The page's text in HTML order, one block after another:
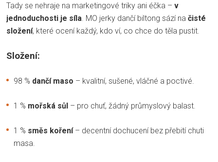
Tady se nehraje na marketingové triky ani éčka – v
jednoduchosti je síla . MO jerky dančí biltong sází na čisté
složení, které ocení každý, kdo ví, co chce do těla pustit.
Složení:
98 % dančí maso – kvalitní, sušené, vláčné a poctivé.
1 % mořská sůl – pro chuť, žádný průmyslový balast.
1 % směs koření– decentní dochucení bez přebití chuti
masa.